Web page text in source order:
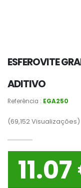
ESFEROVITE
ADITIVO
Referência : EGA250
(69,152Visualizações)